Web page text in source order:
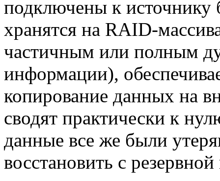
подключены к источнику
хранятся на RAID-
частичным или полным
информации),
копирование данных на
сводят практически к
данные все же были
восстановить с